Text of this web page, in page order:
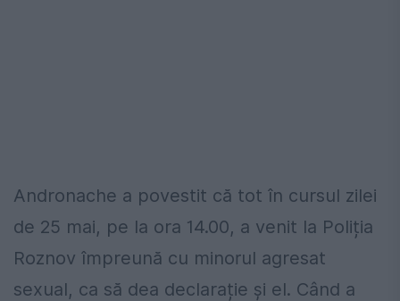
Andronache a povestit că tot în cursul zilei
de 25 mai, pe la ora 14.00, a venit la Poliția
Roznov împreună cu minorul agresat
sexual, ca să dea declarație și el. Când a